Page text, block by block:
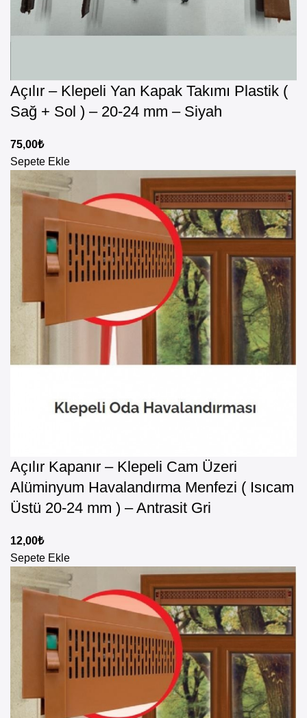
Açılır – Klepeli Yan Kapak Takımı Plastik (
Sağ + Sol ) – 20-24 mm – Siyah
75,00₺
Sepete Ekle
Açılır Kapanır – Klepeli Cam Üzeri
Alüminyum Havalandırma Menfezi ( Isıcam
Üstü 20-24 mm ) – Antrasit Gri
12,00₺
Sepete Ekle